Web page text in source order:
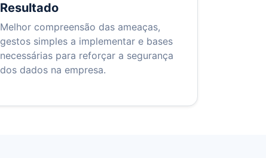
Resultado
Melhor compreensão das ameaças,
gestos simples a implementar e bases
necessárias para reforçar a segurança
dos dados na empresa.